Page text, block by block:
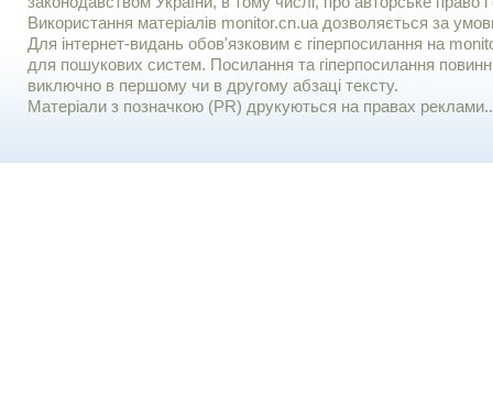
Використання матерiалiв monitor.cn.ua дозволяється за
Для iнтернет-видань обов'язковим є гiперпосилання на
для пошукових систем. Посилання та гіперпосилання
виключно в першому чи в другому абзаці тексту.
Матеріали з позначкою (PR) друкуються на правах реклами..